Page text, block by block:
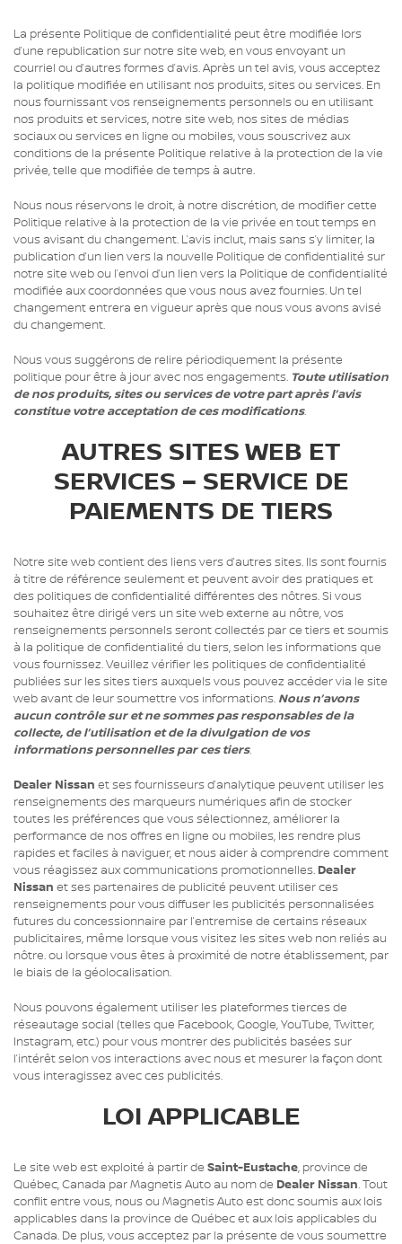
La présente Politique de confidentialité peut être modifiée lors
d’une republication sur notre site web, en vous envoyant un
courriel ou d’autres formes d’avis. Après un tel avis, vous acceptez
la politique modifiée en utilisant nos produits, sites ou services. En
nous fournissant vos renseignements personnels ou en utilisant
nos produits et services, notre site web, nos sites de médias
sociaux ou services en ligne ou mobiles, vous souscrivez aux
conditions de la présente Politique relative à la protection de la vie
privée, telle que modifiée de temps à autre.
Nous nous réservons le droit, à notre discrétion, de modifier cette
Politique relative à la protection de la vie privée en tout temps en
vous avisant du changement. L’avis inclut, mais sans s’y limiter, la
publication d’un lien vers la nouvelle Politique de confidentialité sur
notre site web ou l’envoi d’un lien vers la Politique de confidentialité
modifiée aux coordonnées que vous nous avez fournies. Un tel
changement entrera en vigueur après que nous vous avons avisé
du changement.
Nous vous suggérons de relire périodiquement la présente
politique pour être à jour avec nos engagements. Toute utilisation
de nos produits, sites ou services de votre part après l’avis
constitue votre acceptation de ces modifications.
AUTRES SITES WEB ET
SERVICES – SERVICE DE
PAIEMENTS DE TIERS
Notre site web contient des liens vers d’autres sites. Ils sont fournis
à titre de référence seulement et peuvent avoir des pratiques et
des politiques de confidentialité différentes des nôtres. Si vous
souhaitez être dirigé vers un site web externe au nôtre, vos
renseignements personnels seront collectés par ce tiers et soumis
à la politique de confidentialité du tiers, selon les informations que
vous fournissez. Veuillez vérifier les politiques de confidentialité
publiées sur les sites tiers auxquels vous pouvez accéder via le site
web avant de leur soumettre vos informations. Nous n’avons
aucun contrôle sur et ne sommes pas responsables de la
collecte, de l’utilisation et de la divulgation de vos
informations personnelles par ces tiers.
Dealer Nissan et ses fournisseurs d’analytique peuvent utiliser les
renseignements des marqueurs numériques afin de stocker
toutes les préférences que vous sélectionnez, améliorer la
performance de nos offres en ligne ou mobiles, les rendre plus
rapides et faciles à naviguer, et nous aider à comprendre comment
vous réagissez aux communications promotionnelles. Dealer
Nissan et ses partenaires de publicité peuvent utiliser ces
renseignements pour vous diffuser les publicités personnalisées
futures du concessionnaire par l’entremise de certains réseaux
publicitaires, même lorsque vous visitez les sites web non reliés au
nôtre. ou lorsque vous êtes à proximité de notre établissement, par
le biais de la géolocalisation.
Nous pouvons également utiliser les plateformes tierces de
réseautage social (telles que Facebook, Google, YouTube, Twitter,
Instagram, etc.) pour vous montrer des publicités basées sur
l’intérêt selon vos interactions avec nous et mesurer la façon dont
vous interagissez avec ces publicités.
LOI APPLICABLE
Le site web est exploité à partir de Saint-Eustache, province de
Québec, Canada par Magnetis Auto au nom de Dealer Nissan. Tout
conflit entre vous, nous ou Magnetis Auto est donc soumis aux lois
applicables dans la province de Québec et aux lois applicables du
Canada. De plus, vous acceptez par la présente de vous soumettre